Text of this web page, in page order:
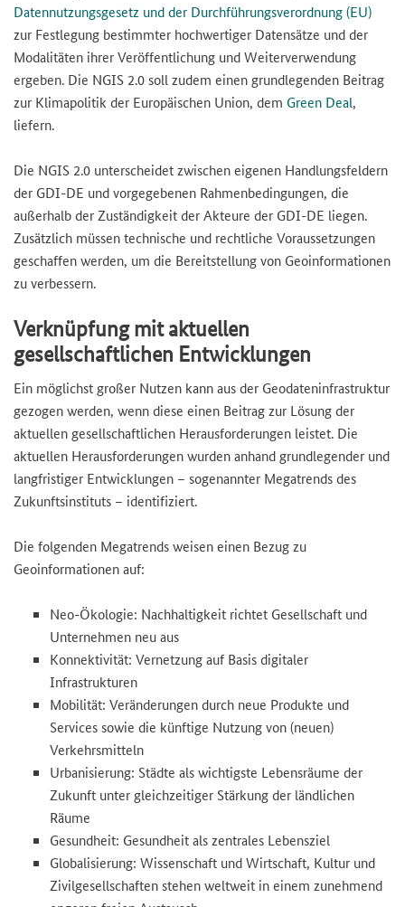
Datennutzungsgesetz und der Durchführungsverordnung (EU)
zur Festlegung bestimmter hochwertiger Datensätze und der
Modalitäten ihrer Veröffentlichung und Weiterverwendung
ergeben. Die NGIS 2.0 soll zudem einen grundlegenden Beitrag
zur Klimapolitik der Europäischen Union, dem Green Deal,
liefern.
Die NGIS 2.0 unterscheidet zwischen eigenen Handlungsfeldern
der GDI-DE und vorgegebenen Rahmenbedingungen, die
außerhalb der Zuständigkeit der Akteure der GDI-DE liegen.
Zusätzlich müssen technische und rechtliche Voraussetzungen
geschaffen werden, um die Bereitstellung von Geoinformationen
zu verbessern.
Verknüpfung mit aktuellen
gesellschaftlichen Entwicklungen
Ein möglichst großer Nutzen kann aus der Geodateninfrastruktur
gezogen werden, wenn diese einen Beitrag zur Lösung der
aktuellen gesellschaftlichen Herausforderungen leistet. Die
aktuellen Herausforderungen wurden anhand grundlegender und
langfristiger Entwicklungen – sogenannter Megatrends des
Zukunftsinstituts – identifiziert.
Die folgenden Megatrends weisen einen Bezug zu
Geoinformationen auf:
Neo-Ökologie: Nachhaltigkeit richtet Gesellschaft und
Unternehmen neu aus
Konnektivität: Vernetzung auf Basis digitaler
Infrastrukturen
Mobilität: Veränderungen durch neue Produkte und
Services sowie die künftige Nutzung von (neuen)
Verkehrsmitteln
Urbanisierung: Städte als wichtigste Lebensräume der
Zukunft unter gleichzeitiger Stärkung der ländlichen
Räume
Gesundheit: Gesundheit als zentrales Lebensziel
Globalisierung: Wissenschaft und Wirtschaft, Kultur und
Zivilgesellschaften stehen weltweit in einem zunehmend